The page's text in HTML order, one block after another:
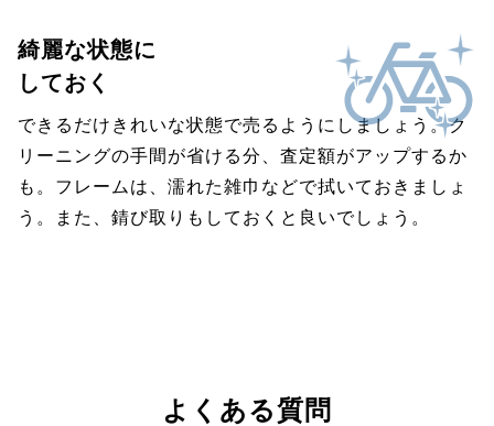
綺麗な状態に
しておく
できるだけきれいな状態で売るようにしましょう。ク
リーニングの手間が省ける分、査定額がアップするか
も。フレームは、濡れた雑巾などで拭いておきましょ
う。また、錆び取りもしておくと良いでしょう。
よくある質問